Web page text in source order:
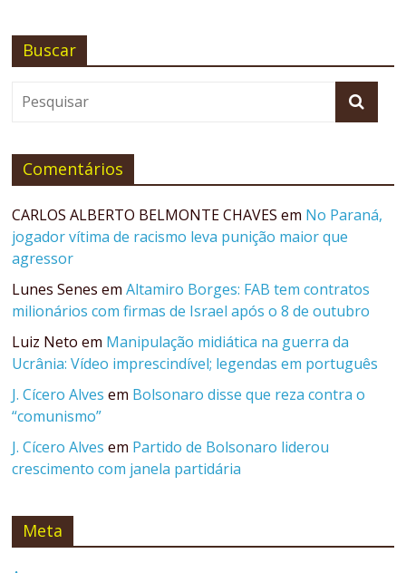
Buscar
Comentários
CARLOS ALBERTO BELMONTE CHAVES em No Paraná,
jogador vítima de racismo leva punição maior que
agressor
Lunes Senes emAltamiro Borges: FAB tem contratos
milionários com firmas de Israel após o 8 de outubro
Luiz Neto em Manipulação midiática na guerra da
Ucrânia: Vídeo imprescindível; legendas em português
J. Cícero Alves em Bolsonaro disse que reza contra o
“comunismo”
J. Cícero Alves em Partido de Bolsonaro liderou
crescimento com janela partidária
Meta